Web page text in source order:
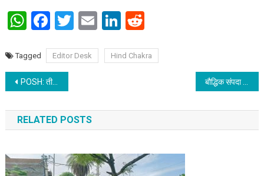
WhatsApp
Facebook
Twitter
EmailLinkedIn
Reddit
Tagged Editor Desk Hind Chakra
Post navigation
POSH: तीसरा वार्षिक कॉन्क्लेव और पुरस्कार समारोह
RELATED POSTS